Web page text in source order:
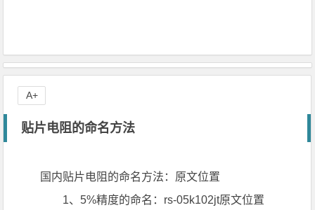
贴片电阻的命名方法
国内贴片电阻的命名方法：原文位置
1、5%精度的命名：rs-05k102jt原文位置
A+